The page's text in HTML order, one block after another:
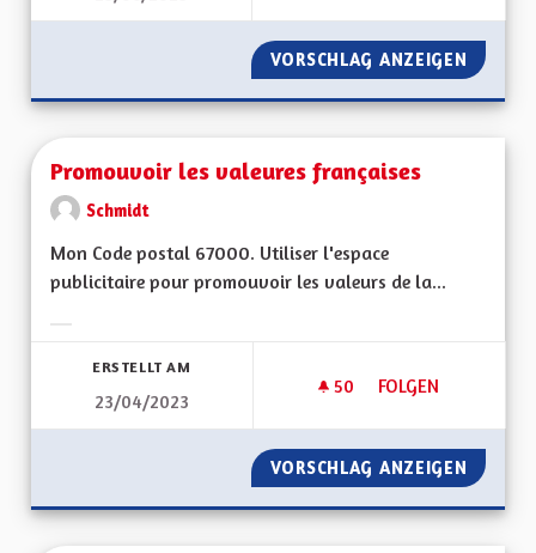
VORSCHLAG ANZEIGEN
Promouvoir les valeures françaises
Schmidt
Mon Code postal 67000. Utiliser l'espace
publicitaire pour promouvoir les valeurs de la...
ERSTELLT AM
23/04/2023
50 50 FOLLOWER
FOLGEN
PROMOUVOIR LES
VORSCHLAG ANZEIGEN